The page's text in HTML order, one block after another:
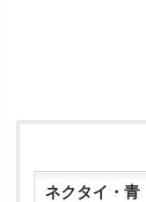
ネクタイ・青